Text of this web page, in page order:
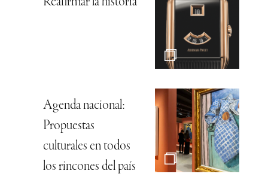
Agenda nacional:
Propuestas
culturales en todos
los rincones del país